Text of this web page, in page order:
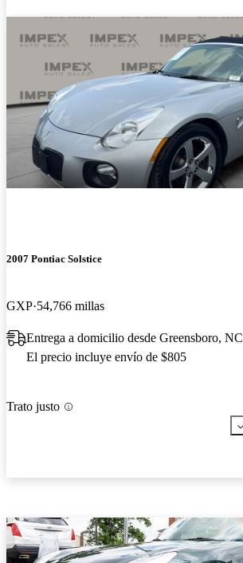
2007 Pontiac Solstice
GXP 54,766 millas
Entrega a domicilio desde Greensboro, NC
El precio incluye envío de $805
Trato justo